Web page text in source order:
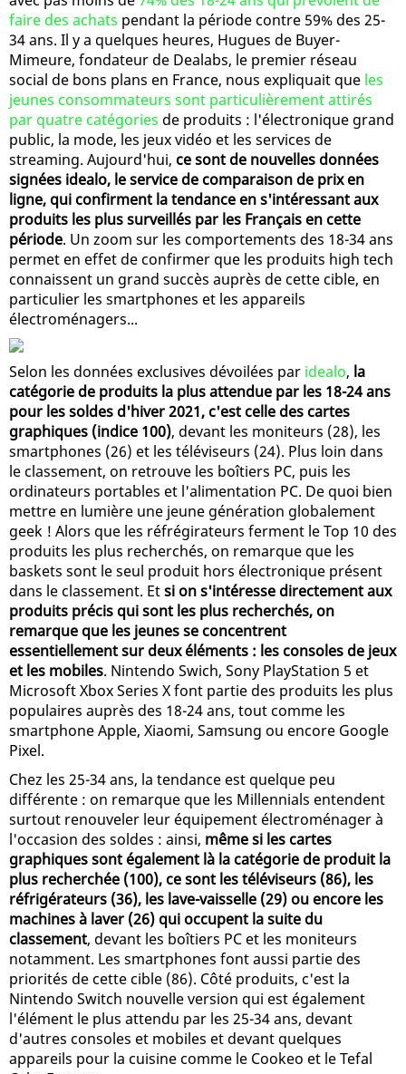
faire des achats pendant la période contre 59% des 25-
34 ans. Il y a quelques heures, Hugues de Buyer-
Mimeure, fondateur de Dealabs, le premier réseau
social de bons plans en France, nous expliquait que les
jeunes consommateurs sont particulièrement attirés
par quatre catégories de produits : l'électronique grand
public, la mode, les jeux vidéo et les services de
streaming. Aujourd'hui, ce sont de nouvelles données
signées idealo, le service de comparaison de prix en
ligne, qui confirment la tendance en s'intéressant aux
produits les plus surveillés par les Français en cette
période. Un zoom sur les comportements des 18-34 ans
permet en effet de confirmer que les produits high tech
connaissent un grand succès auprès de cette cible, en
particulier les smartphones et les appareils
électroménagers...
Selon les données exclusives dévoilées par idealo, la
catégorie de produits la plus attendue par les 18-24 ans
pour les soldes d'hiver 2021, c'est celle des cartes
graphiques (indice 100), devant les moniteurs (28), les
smartphones (26) et les téléviseurs (24). Plus loin dans
le classement, on retrouve les boîtiers PC, puis les
ordinateurs portables et l'alimentation PC. De quoi bien
mettre en lumière une jeune génération globalement
geek ! Alors que les réfrégirateurs ferment le Top 10 des
produits les plus recherchés, on remarque que les
baskets sont le seul produit hors électronique présent
dans le classement. Etsi on s'intéresse directement aux
produits précis qui sont les plus recherchés, on
remarque que les jeunes se concentrent
essentiellement sur deux éléments : les consoles de jeux
et les mobiles. Nintendo Swich, Sony PlayStation 5 et
Microsoft Xbox Series X font partie des produits les plus
populaires auprès des 18-24 ans, tout comme les
smartphone Apple, Xiaomi, Samsung ou encore Google
Pixel.
Chez les 25-34 ans, la tendance est quelque peu
différente : on remarque que les Millennials entendent
surtout renouveler leur équipement électroménager à
l'occasion des soldes : ainsi, même si les cartes
graphiques sont également là la catégorie de produit la
plus recherchée (100), ce sont les téléviseurs (86), les
réfrigérateurs (36), les lave-vaisselle (29) ou encore les
machines à laver (26) qui occupent la suite du
classement, devant les boîtiers PC et les moniteurs
notamment. Les smartphones font aussi partie des
priorités de cette cible (86). Côté produits, c'est la
Nintendo Switch nouvelle version qui est également
l'élément le plus attendu par les 25-34 ans, devant
d'autres consoles et mobiles et devant quelques
appareils pour la cuisine comme le Cookeo et le Tefal